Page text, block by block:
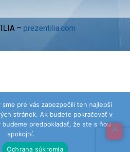
– prezentilia.com
sme pre vás zabezpečili ten najlepší
stránok. Ak budete pokračovať v
predpokladať, že ste s ňou
spokojní.
Ochrana súkromia